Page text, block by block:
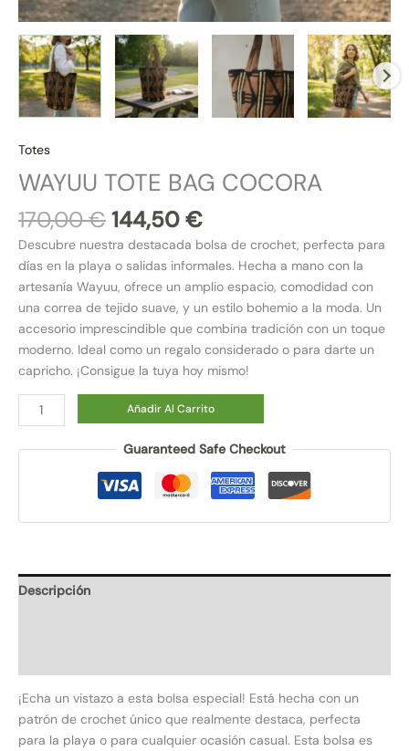
Totes
WAYUU TOTE BAG COCORA
170,00€144,50€
Descubre nuestra destacada bolsa de crochet, perfecta para
días en la playa o salidas informales. Hecha a mano con la
artesanía Wayuu, ofrece un amplio espacio, comodidad con
una correa de tejido suave, y un estilo bohemio a la moda. Un
accesorio imprescindible que combina tradición con un toque
moderno. Ideal como un regalo considerado o para darte un
capricho. ¡Consigue la tuya hoy mismo!
Añadir Al Carrito
Guaranteed Safe Checkout
Descripción
¡Echa un vistazo a esta bolsa especial! Está hecha con un
patrón de crochet único que realmente destaca, perfecta
para la playa o para cualquier ocasión casual. Esta bolsa es